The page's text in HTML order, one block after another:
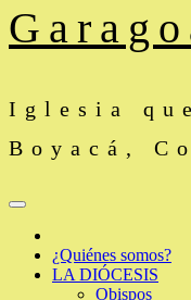
Iglesia
Boyacá,
¿Quiénes somos?
LA DIÓCESIS
Obispos